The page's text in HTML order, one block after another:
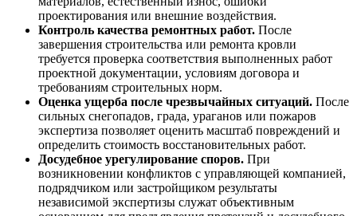
проектирования или внешние воздействия.
Контроль качества ремонтных работ. После
завершения строительства или ремонта кровли
требуется проверка соответствия выполненных работ
проектной документации, условиям договора и
требованиям строительных норм.
Оценка ущерба после чрезвычайных ситуаций. После
сильных снегопадов, града, ураганов или пожаров
экспертиза позволяет оценить масштаб повреждений и
определить стоимость восстановительных работ.
Досудебное урегулирование споров. При
возникновении конфликтов с управляющей компанией,
подрядчиком или застройщиком результаты
независимой экспертизы служат объективным